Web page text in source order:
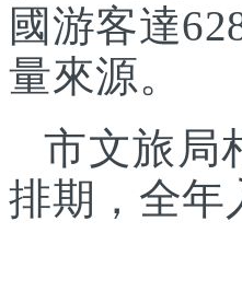
國游客達
量來源。
市文旅局
排期，全年